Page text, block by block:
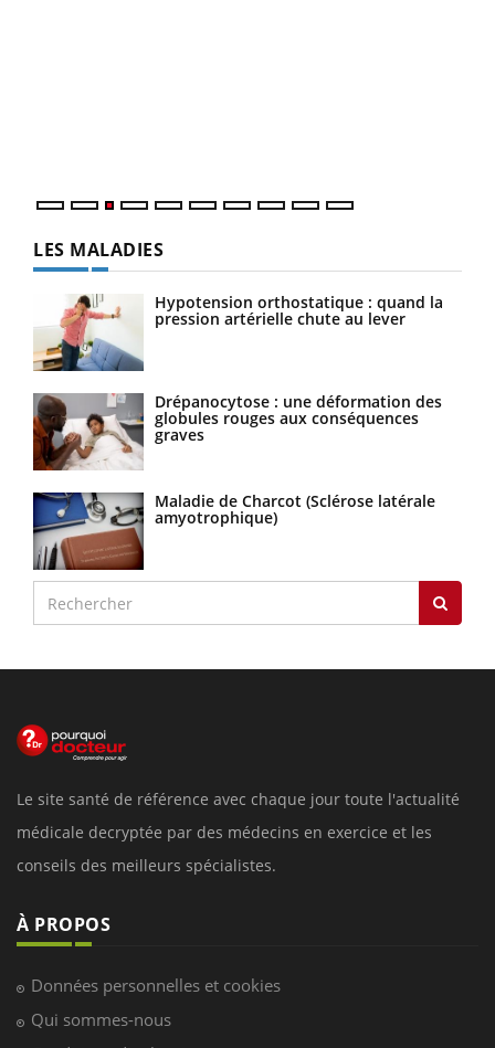
LES MALADIES
Hypotension orthostatique : quand la
pression artérielle chute au lever
Drépanocytose : une déformation des
globules rouges aux conséquences
graves
Maladie de Charcot (Sclérose latérale
amyotrophique)
Le site santé de référence avec chaque jour toute l'actualité
médicale decryptée par des médecins en exercice et les
conseils des meilleurs spécialistes.
À PROPOS
Données personnelles et cookies
Qui sommes-nous